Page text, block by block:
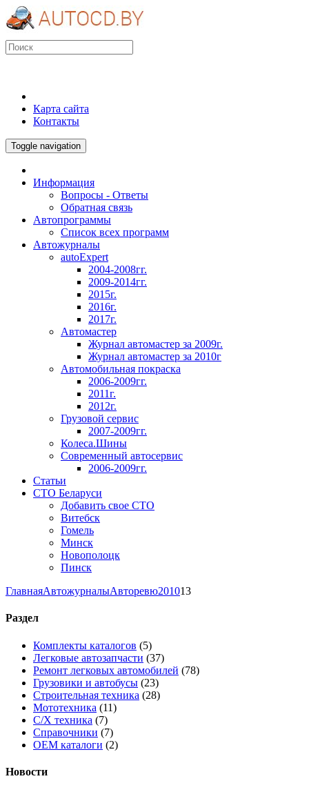
Карта сайта
Контакты
Toggle navigation
Информация
Вопросы - Ответы
Обратная связь
Автопрограммы
Список всех программ
Автожурналы
autoExpert
2004-2008гг.
2009-2014гг.
2015г.
2016г.
2017г.
Автомастер
Журнал автомастер за 2009г.
Журнал автомастер за 2010г
Автомобильная покраска
2006-2009гг.
2011г.
2012г.
Грузовой сервис
2007-2009гг.
Колеса.Шины
Современный автосервис
2006-2009гг.
Статьи
СТО Беларуси
Добавить свое СТО
Витебск
Гомель
Минск
Новополоцк
Пинск
ГлавнаяАвтожурналыАвторевю201013
Раздел
Комплекты каталогов (5)
Легковые автозапчасти (37)
Ремонт легковых автомобилей (78)
Грузовики и автобусы (23)
Строительная техника (28)
Мототехника (11)
С/Х техника (7)
Справочники (7)
OEM каталоги (2)
Новости